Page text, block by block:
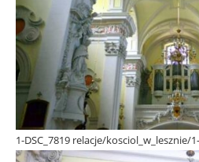
1-DSC_7819 relacje/kosciol_w_lesznie/